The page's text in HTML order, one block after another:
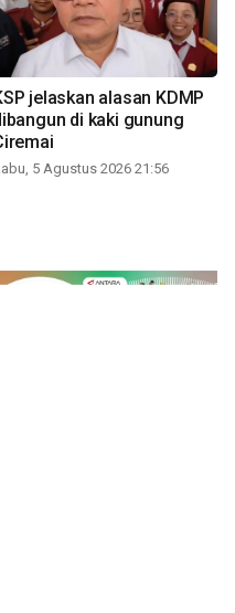
jelaskan alasan KDMP
di kaki gunung
5 Agustus 2026 21:56